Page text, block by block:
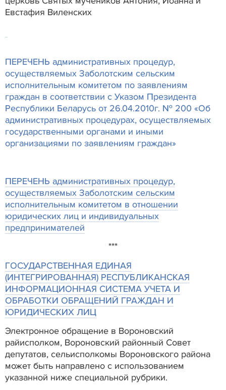
Евстафия Виленских
ПЕРЕЧЕНЬ административных процедур,
осуществляемых Заболотским сельским
исполнительным комитетом по заявлениям
граждан в соответствии с Указом Президента
Республики Беларусь от 26.04.2010г. № 200 «Об
административных процедурах, осуществляемых
государственными органами и иными
организациями по заявлениям граждан»
ПЕРЕЧЕНЬ административных процедур,
осуществляемых Заболотским сельским
исполнительным комитетом в отношении
юридических лиц и индивидуальных
предпринимателей
***
ГОСУДАРСТВЕННАЯ ЕДИНАЯ
(ИНТЕГРИРОВАННАЯ) РЕСПУБЛИКАНСКАЯ
ИНФОРМАЦИОННАЯ СИСТЕМА УЧЕТА И
ОБРАБОТКИ ОБРАЩЕНИЙ ГРАЖДАН И
ЮРИДИЧЕСКИХ ЛИЦ
Электронное обращение в Вороновский
райисполком, Вороновский районный Совет
депутатов, сельисполкомы Вороновского района
может быть направлено с использованием
указанной ниже специальной рубрики.